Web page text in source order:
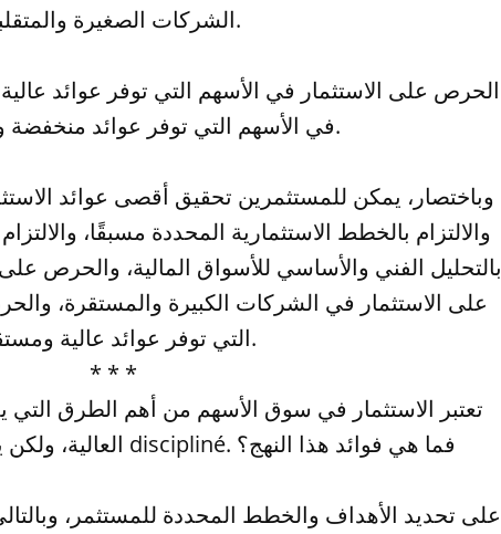
الشركات الصغيرة والمتقلبة.
في الأسهم التي توفر عوائد منخفضة وغير مستقرة.
وباختصار، يمكن للمستثمرين تحقيق أقصى عوائد
بالتحليل الفني والأساسي للأسواق المالية، والحرص
على الاستثمار في الشركات الكبيرة والمستقرة،
التي توفر عوائد عالية ومستقرة.
* * *
تعتبر الاستثمار في سوق الأسهم من أهم الطرق التي
العالية، ولكن يتطلب ذلك الالتزام بنهج م discipliné. فما هي فوائد هذا النهج؟